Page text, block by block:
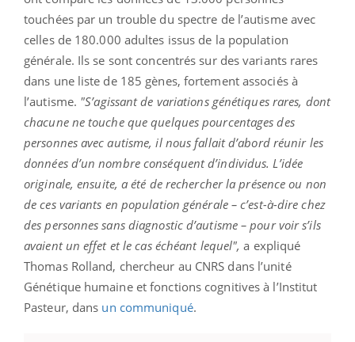
touchées par un trouble du spectre de l’autisme avec
celles de 180.000 adultes issus de la population
générale. Ils se sont concentrés sur des variants rares
dans une liste de 185 gènes, fortement associés à
l’autisme. "S’agissant de variations génétiques rares, dont
chacune ne touche que quelques pourcentages des
personnes avec autisme, il nous fallait d’abord réunir les
données d’un nombre conséquent d’individus. L’idée
originale, ensuite, a été de rechercher la présence ou non
de ces variants en population générale – c’est-à-dire chez
des personnes sans diagnostic d’autisme – pour voir s’ils
avaient un effet et le cas échéant lequel",a expliqué
Thomas Rolland, chercheur au CNRS dans l’unité
Génétique humaine et fonctions cognitives à l’Institut
Pasteur, dans un communiqué.